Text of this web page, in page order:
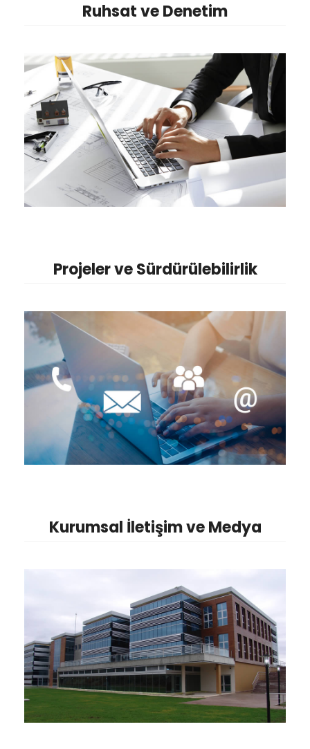
Ruhsat ve Denetim
Projeler ve Sürdürülebilirlik
Kurumsal İletişim ve Medya